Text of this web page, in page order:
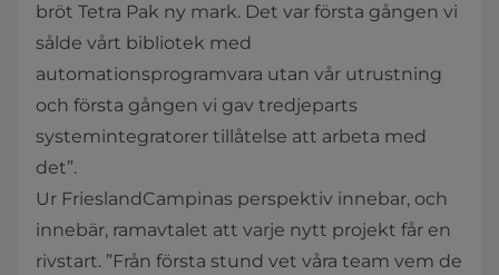
bröt Tetra Pak ny mark. Det var första gången vi
sålde vårt bibliotek med
automationsprogramvara utan vår utrustning
och första gången vi gav tredjeparts
systemintegratorer tillåtelse att arbeta med
det”.
Ur FrieslandCampinas perspektiv innebar, och
innebär, ramavtalet att varje nytt projekt får en
rivstart. ”Från första stund vet våra team vem de